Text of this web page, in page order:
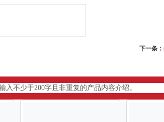
下一条：
入不少于200字且非重复的产品内容介绍。